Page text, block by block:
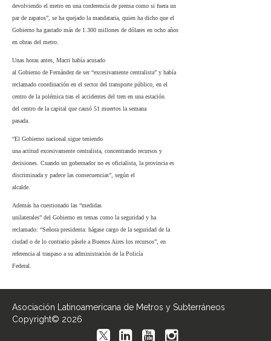
devolviendo el metro en una conferencia de prensa como si fuera un
par de zapatos”, se ha quejado la mandataria, quien ha dicho que el
Gobierno ha gastado más de 1.300 millones de dólares en ocho años
en obras del metro.
Unas horas antes, Macri había acusado
al Gobierno de Fernández de ser “excesivamente centralista” y había
reclamado coordinación en el sector del transporte público, en el
centro de la polémica tras el accidentes del tren en una estación
del centro de la capital que causó 51 muertos la semana
pasada.
“El Gobierno nacional sigue teniendo
una actitud excesivamente centralista, concentrando recursos y
decisiones. Cuando un gobernador no es oficialista, la provincia es
discriminada y padece las consecuencias”, según el
alcalde.
Además ha cuestionado las “medidas
unilaterales” del Gobierno en temas como la seguridad y ha
reclamado: “Señora presidenta: hágase cargo de la seguridad de la
ciudad o de lo contrario pásele a Buenos Aires los recursos”, en
referencia al traspaso a su administración de la Policía
Federal.
Asociación Latinoamericana de Metros y Subterráneos
Copyright© 2026